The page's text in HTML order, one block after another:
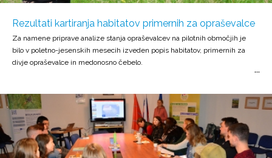
Rezultati kartiranja habitatov primernih za opraševalce
Za namene priprave analize stanja opraševalcev na pilotnih območjih je
bilo v poletno-jesenskih mesecih izveden popis habitatov, primernih za
divje opraševalce in medonosno čebelo.